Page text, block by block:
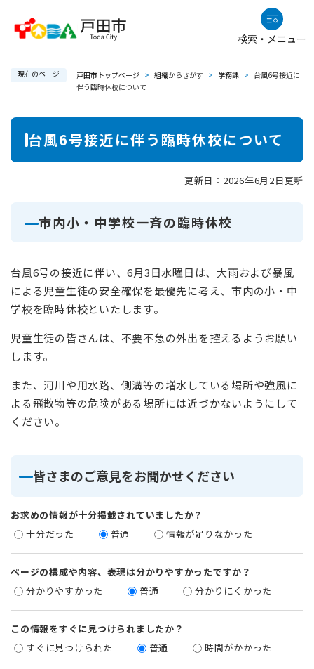
検索・メニュー
現在のページ 戸田市トップページ > 組織からさがす > 学務課 > 台風6号接近に
伴う臨時休校について
本
台風6号接近に伴う臨時休校について
更新日：2026年6月2日更新
市内小・中学校一斉の臨時休校
台風6号の接近に伴い、6月3日水曜日は、大雨および暴風
による児童生徒の安全確保を最優先に考え、市内の小・中
学校を臨時休校といたします。
児童生徒の皆さんは、不要不急の外出を控えるようお願い
します。
また、河川や用水路、側溝等の増水している場所や強風に
よる飛散物等の危険がある場所には近づかないようにして
ください。
皆さまのご意見をお聞かせください
お求めの情報が十分掲載されていましたか？
十分だった
普通 情報が足りなかった
ページの構成や内容、表現は分かりやすかったですか？
分かりやすかった
普通 分かりにくかった
この情報をすぐに見つけられましたか？
すぐに見つけられた
普通 時間がかかった